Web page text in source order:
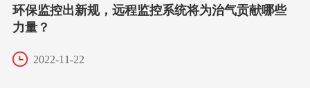
环保监控出新规，远程监控系统将为治气贡献哪些
力量？
2022-11-22